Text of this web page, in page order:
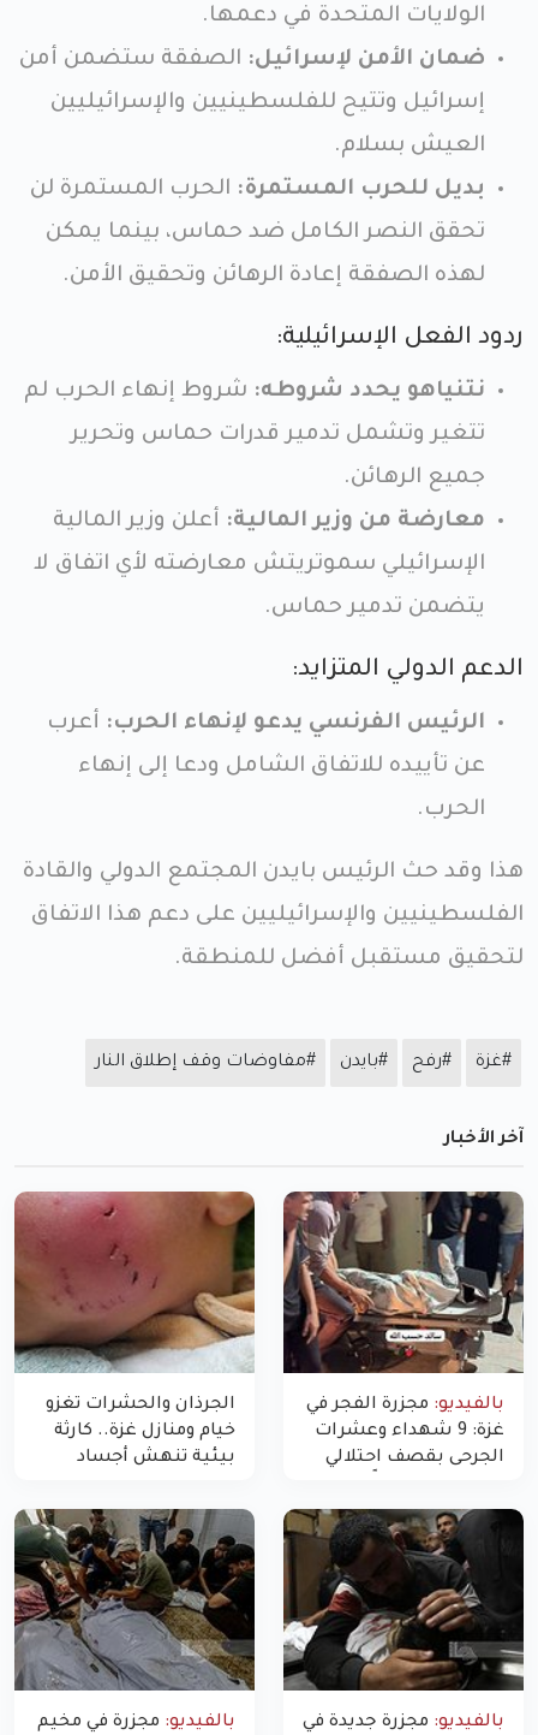
الولايات المتحدة في دعمها.
ضمان الأمن لإسرائيل: الصفقة ستضمن أمن
إسرائيل وتتيح للفلسطينيين والإسرائيليين
العيش بسلام.
بديل للحرب المستمرة: الحرب المستمرة لن
تحقق النصر الكامل ضد حماس، بينما يمكن
لهذه الصفقة إعادة الرهائن وتحقيق الأمن.
ردود الفعل الإسرائيلية:
نتنياهو يحدد شروطه: شروط إنهاء الحرب لم
تتغير وتشمل تدمير قدرات حماس وتحرير
جميع الرهائن.
معارضة من وزير المالية: أعلن وزير المالية
الإسرائيلي سموتريتش معارضته لأي اتفاق لا
يتضمن تدمير حماس.
الدعم الدولي المتزايد:
الرئيس الفرنسي يدعو لإنهاء الحرب: أعرب
عن تأييده للاتفاق الشامل ودعا إلى إنهاء
الحرب.
هذا وقد حث الرئيس بايدن المجتمع الدولي والقادة
الفلسطينيين والإسرائيليين على دعم هذا الاتفاق
لتحقيق مستقبل أفضل للمنطقة.
#غزة #رفح #بايدن #مفاوضات وقف إطلاق النار
آخر الأخبار
بالفيديو: مجزرة الفجر في
غزة: 9 شهداء وعشرات
الجرحى بقصف احتلالي
الجرذان والحشرات تغزو
خيام ومنازل غزة.. كارثة
بيئية تنهش أجساد
بالفيديو: مجزرة جديدة في
بالفيديو: مجزرة في مخيم